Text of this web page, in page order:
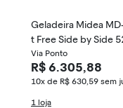
Geladeira Midea
t Free Side by Side
Via Ponto
R$ 6.305,88
10x de R$ 630,59 sem
1 loja